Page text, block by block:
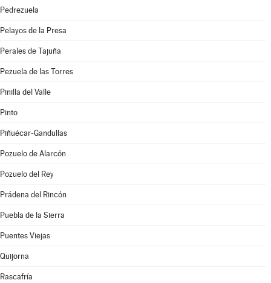
Pedrezuela
Pelayos de la Presa
Perales de Tajuña
Pezuela de las Torres
Pinilla del Valle
Pinto
Piñuécar-Gandullas
Pozuelo de Alarcón
Pozuelo del Rey
Prádena del Rincón
Puebla de la Sierra
Puentes Viejas
Quijorna
Rascafría